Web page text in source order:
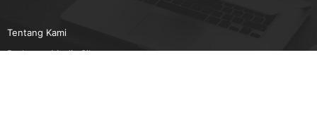
Tentang Kami
Pedoman Media Siber